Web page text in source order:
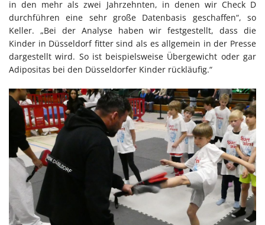
in den mehr als zwei Jahrzehnten, in denen wir Check D
durchführen eine sehr große Datenbasis geschaffen“, so
Keller. „Bei der Analyse haben wir festgestellt, dass die
Kinder in Düsseldorf fitter sind als es allgemein in der Presse
dargestellt wird. So ist beispielsweise Übergewicht oder gar
Adipositas bei den Düsseldorfer Kinder rückläufig.“